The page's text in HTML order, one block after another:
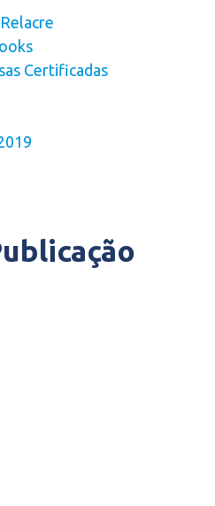
Certificadas